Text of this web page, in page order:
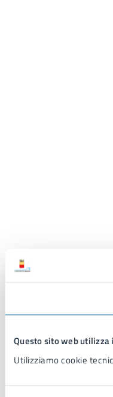
Questo sito web utilizza
Utilizziamo cookie